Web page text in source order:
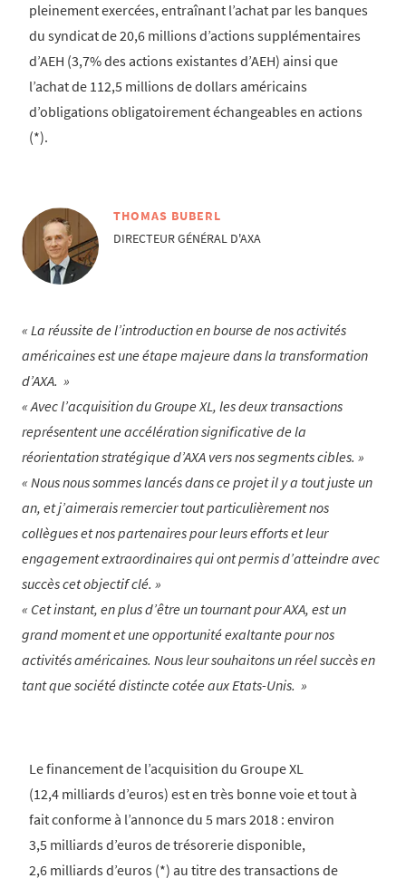
pleinement exercées, entraînant l’achat par les banques
du syndicat de 20,6 millions d’actions supplémentaires
d’AEH (3,7% des actions existantes d’AEH) ainsi que
l’achat de 112,5 millions de dollars américains
d’obligations obligatoirement échangeables en actions
(*).
THOMAS BUBERL
DIRECTEUR GÉNÉRAL D'AXA
La réussite de l’introduction en bourse de nos activités
américaines est une étape majeure dans la transformation
d’AXA.
Avec l’acquisition du Groupe XL, les deux transactions
représentent une accélération significative de la
réorientation stratégique d’AXA vers nos segments cibles.
Nous nous sommes lancés dans ce projet il y a tout juste un
an, et j’aimerais remercier tout particulièrement nos
collègues et nos partenaires pour leurs efforts et leur
engagement extraordinaires qui ont permis d’atteindre avec
succès cet objectif clé.
Cet instant, en plus d’être un tournant pour AXA, est un
grand moment et une opportunité exaltante pour nos
activités américaines. Nous leur souhaitons un réel succès en
tant que société distincte cotée aux Etats-Unis.
Le financement de l’acquisition du Groupe XL
(12,4 milliards d’euros) est en très bonne voie et tout à
fait conforme à l’annonce du 5 mars 2018 : environ
3,5 milliards d’euros de trésorerie disponible,
2,6 milliards d’euros (*) au titre des transactions de